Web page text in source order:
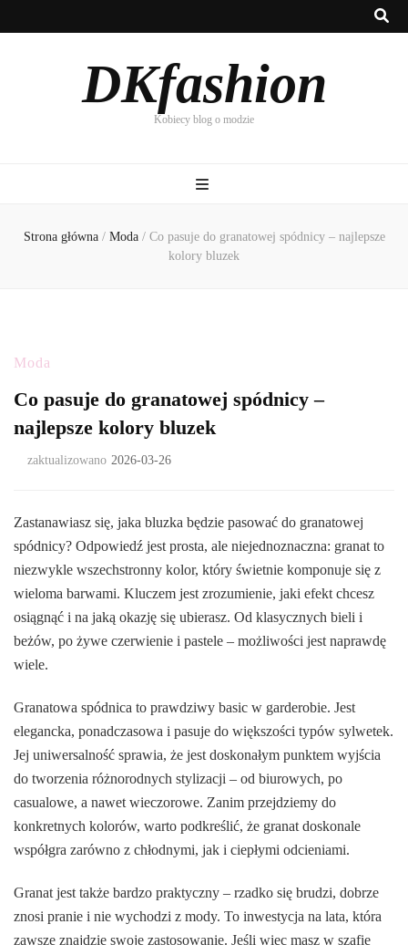
DKfashion
Kobiecy blog o modzie
Strona główna / Moda / Co pasuje do granatowej spódnicy – najlepsze
kolory bluzek
Moda
Co pasuje do granatowej spódnicy –
najlepsze kolory bluzek
zaktualizowano 2026-03-26
Zastanawiasz się, jaka bluzka będzie pasować do granatowej
spódnicy? Odpowiedź jest prosta, ale niejednoznaczna: granat to
niezwykle wszechstronny kolor, który świetnie komponuje się z
wieloma barwami. Kluczem jest zrozumienie, jaki efekt chcesz
osiągnąć i na jaką okazję się ubierasz. Od klasycznych bieli i
beżów, po żywe czerwienie i pastele – możliwości jest naprawdę
wiele.
Granatowa spódnica to prawdziwy basic w garderobie. Jest
elegancka, ponadczasowa i pasuje do większości typów sylwetek.
Jej uniwersalność sprawia, że jest doskonałym punktem wyjścia
do tworzenia różnorodnych stylizacji – od biurowych, po
casualowe, a nawet wieczorowe. Zanim przejdziemy do
konkretnych kolorów, warto podkreślić, że granat doskonale
współgra zarówno z chłodnymi, jak i ciepłymi odcieniami.
Granat jest także bardzo praktyczny – rzadko się brudzi, dobrze
znosi pranie i nie wychodzi z mody. To inwestycja na lata, która
zawsze znajdzie swoje zastosowanie. Jeśli więc masz w szafie